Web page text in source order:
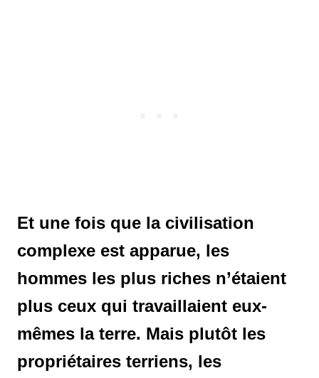
Et une fois que la civilisation
complexe est apparue, les
hommes les plus riches n’étaient
plus ceux qui travaillaient eux-
mêmes la terre. Mais plutôt les
propriétaires terriens, les